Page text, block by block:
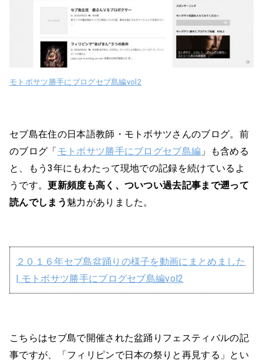
モトボサツ勝手にブログセブ島編vol2
セブ島在住の日本語教師・モトボサツさんのブログ。前
のブログ「 モトボサツ勝手にブログセブ島編 」も含める
と、もう3年にもわたって現地での記録を続けているよ
うです。更新頻度も高く、ついつい過去記事まで遡って
読んでしまう 魅力がありました。
２０１６年セブ島盆踊りの様子を動画にまとめました
| モトボサツ勝手にブログセブ島編vol2
こちらはセブ島で開催された盆踊りフェスティバルの記
事ですが、「フィリピンで日本の祭りと再見する」とい